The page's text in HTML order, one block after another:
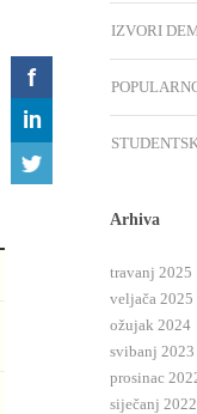
IZVORI
Arhiva
travanj 2025
veljača 2025
ožujak 2024
svibanj 2023
prosinac
siječanj 2022